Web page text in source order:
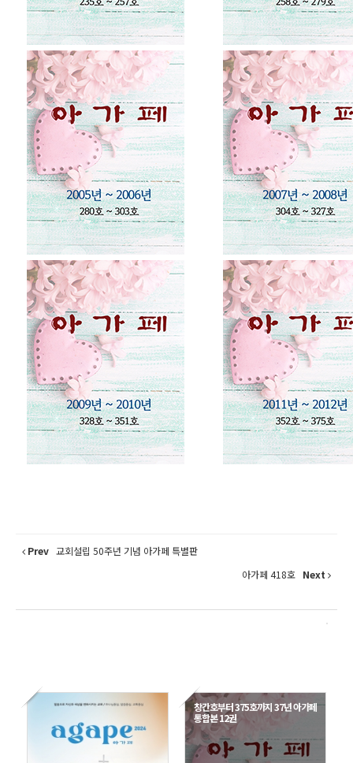
Prev 교회설립 50주년 기념 아가페 특별판
아가페 418호 Next
창간호부터 375호까지 37년 아가페
통합본 12권